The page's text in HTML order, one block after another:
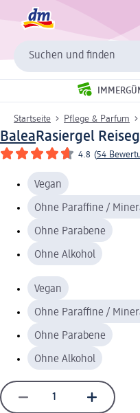
Suchen und finden
Startseite Pflege & Parfum
BaleaRasiergel
4.8 (54
Vegan
Ohne Paraffine /
Ohne Parabene
Ohne Alkohol
Vegan
Ohne Paraffine /
Ohne Parabene
Ohne Alkohol